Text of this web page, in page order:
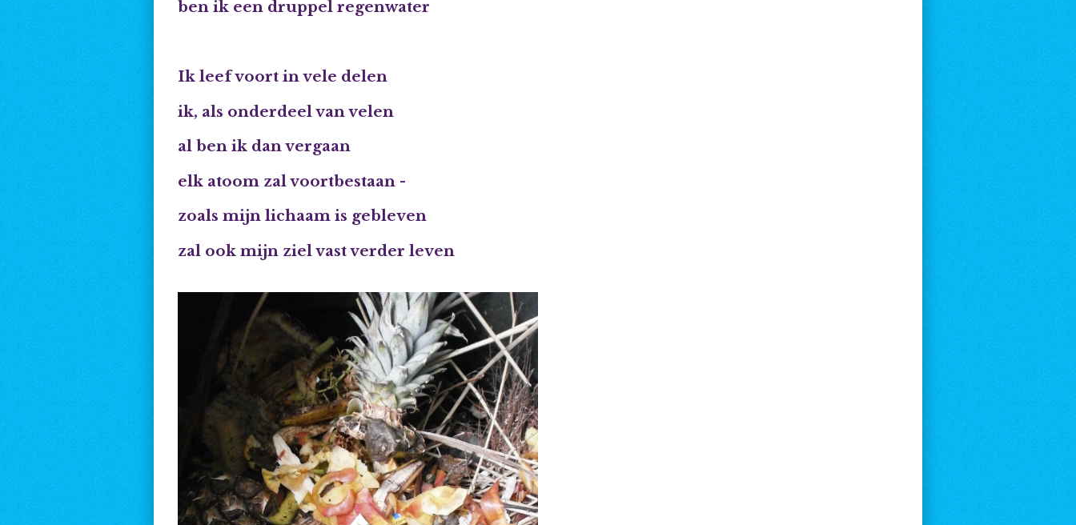
ben ik een druppel regenwater
Ik leef voort in vele delen
ik, als onderdeel van velen
al ben ik dan vergaan
elk atoom zal voortbestaan -
zoals mijn lichaam is gebleven
zal ook mijn ziel vast verder leven